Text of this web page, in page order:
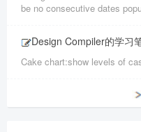
be no consecutive dates
Design Compiler的学习
Cake chart:show levels of